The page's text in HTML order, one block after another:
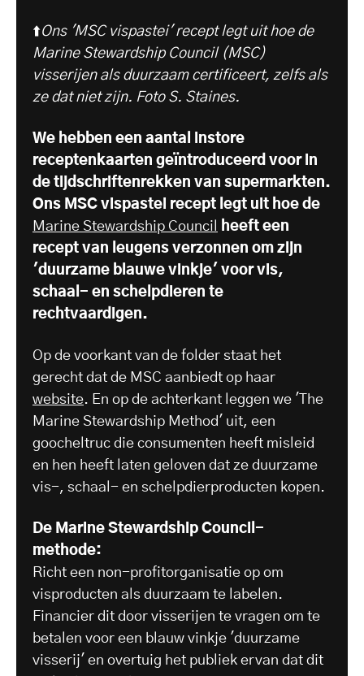
⬆️Ons 'MSC vispastei' recept legt uit hoe de
Marine Stewardship Council (MSC)
visserijen als duurzaam certificeert, zelfs als
ze dat niet zijn. Foto S. Staines.
We hebben een aantal instore
receptenkaarten geïntroduceerd voor in
de tijdschriftenrekken van supermarkten.
Ons MSC vispastei recept legt uit hoe de
Marine Stewardship Council
heeft een
recept van leugens verzonnen om zijn
'duurzame blauwe vinkje' voor vis,
schaal- en schelpdieren te
rechtvaardigen.
Op de voorkant van de folder staat het
gerecht dat de MSC aanbiedt op haar
website. En op de achterkant leggen we 'The
Marine Stewardship Method' uit, een
goocheltruc die consumenten heeft misleid
en hen heeft laten geloven dat ze duurzame
vis-, schaal- en schelpdierproducten kopen.
De Marine Stewardship Council-
methode:
Richt een non-profitorganisatie op om
visproducten als duurzaam te labelen.
Financier dit door visserijen te vragen om te
betalen voor een blauw vinkje 'duurzame
visserij' en overtuig het publiek ervan dat dit